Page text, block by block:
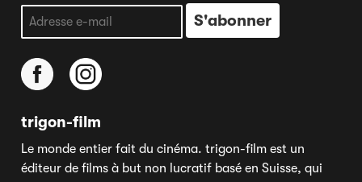
trigon-film
Le monde entier fait du cinéma. trigon-film est un
éditeur de films à but non lucratif basé en Suisse, qui